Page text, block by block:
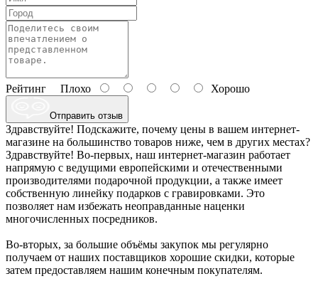
Рейтинг Плохо Хорошо
Отправить отзыв
Здравствуйте! Подскажите, почему цены в вашем интернет-
магазине на большинство товаров ниже, чем в других местах?
Здравствуйте! Во-первых, наш интернет-магазин работает
напрямую с ведущими европейскими и отечественными
производителями подарочной продукции, а также имеет
собственную линейку подарков с гравировками. Это
позволяет нам избежать неоправданные наценки
многочисленных посредников.
Во-вторых, за большие объёмы закупок мы регулярно
получаем от наших поставщиков хорошие скидки, которые
затем предоставляем нашим конечным покупателям.